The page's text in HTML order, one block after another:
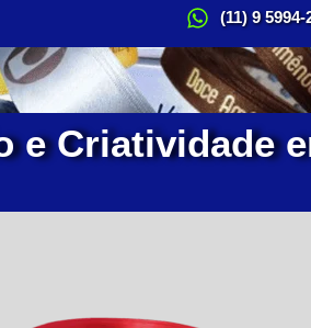
(11) 9 5994-
e Criatividade